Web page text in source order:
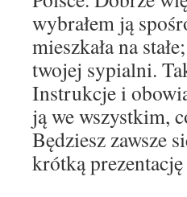
wybrałem ją
mieszkała na
twojej sypialni.
Instrukcje i
ją we wszystkim,
Będziesz zawsze
krótką prezentację